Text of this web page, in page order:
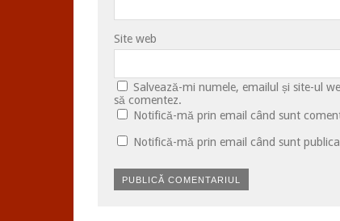
Site web
Salvează-mi numele, emailul și site-ul
să comentez.
Notifică-mă prin email când sunt
Notifică-mă prin email când sunt